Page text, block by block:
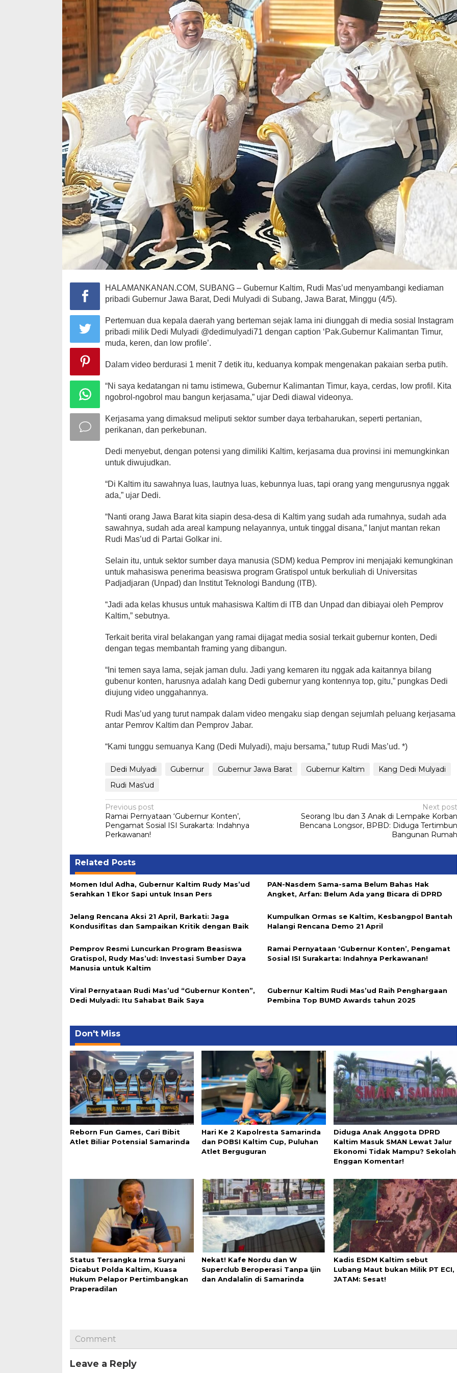
HALAMANKANAN.COM, SUBANG – Gubernur Kaltim, Rudi Mas’ud menyambangi kediaman
pribadi Gubernur Jawa Barat, Dedi Mulyadi di Subang, Jawa Barat, Minggu (4/5).
Pertemuan dua kepala daerah yang berteman sejak lama ini diunggah di media sosial Instagram
pribadi milik Dedi Mulyadi @dedimulyadi71 dengan caption ‘Pak.Gubernur Kalimantan Timur,
muda, keren, dan low profile’.
Dalam video berdurasi 1 menit 7 detik itu, keduanya kompak mengenakan pakaian serba putih.
“Ni saya kedatangan ni tamu istimewa, Gubernur Kalimantan Timur, kaya, cerdas, low profil. Kita
ngobrol-ngobrol mau bangun kerjasama,” ujar Dedi diawal videonya.
Kerjasama yang dimaksud meliputi sektor sumber daya terbaharukan, seperti pertanian,
perikanan, dan perkebunan.
Dedi menyebut, dengan potensi yang dimiliki Kaltim, kerjasama dua provinsi ini memungkinkan
untuk diwujudkan.
“Di Kaltim itu sawahnya luas, lautnya luas, kebunnya luas, tapi orang yang mengurusnya nggak
ada,” ujar Dedi.
“Nanti orang Jawa Barat kita siapin desa-desa di Kaltim yang sudah ada rumahnya, sudah ada
sawahnya, sudah ada areal kampung nelayannya, untuk tinggal disana,” lanjut mantan rekan
Rudi Mas’ud di Partai Golkar ini.
Selain itu, untuk sektor sumber daya manusia (SDM) kedua Pemprov ini menjajaki kemungkinan
untuk mahasiswa penerima beasiswa program Gratispol untuk berkuliah di Universitas
Padjadjaran (Unpad) dan Institut Teknologi Bandung (ITB).
“Jadi ada kelas khusus untuk mahasiswa Kaltim di ITB dan Unpad dan dibiayai oleh Pemprov
Kaltim,” sebutnya.
Terkait berita viral belakangan yang ramai dijagat media sosial terkait gubernur konten, Dedi
dengan tegas membantah framing yang dibangun.
“Ini temen saya lama, sejak jaman dulu. Jadi yang kemaren itu nggak ada kaitannya bilang
gubenur konten, harusnya adalah kang Dedi gubernur yang kontennya top, gitu,” pungkas Dedi
diujung video unggahannya.
Rudi Mas’ud yang turut nampak dalam video mengaku siap dengan sejumlah peluang kerjasama
antar Pemrov Kaltim dan Pemprov Jabar.
“Kami tunggu semuanya Kang (Dedi Mulyadi), maju bersama,” tutup Rudi Mas’ud. *)
Dedi Mulyadi Gubernur Gubernur Jawa Barat Gubernur Kaltim
Kang Dedi Mulyadi
Rudi Mas'ud
Post
navigation
Previous post
Ramai Pernyataan ‘Gubernur Konten’,
Pengamat Sosial ISI Surakarta: Indahnya
Perkawanan!
Next post
Seorang Ibu dan 3 Anak di Lempake Korban
Bencana Longsor, BPBD: Diduga Tertimbun
Bangunan Rumah
Related Posts
Momen Idul Adha, Gubernur Kaltim Rudy Mas’ud
Serahkan 1 Ekor Sapi untuk Insan Pers
PAN-Nasdem Sama-sama Belum Bahas Hak
Angket, Arfan: Belum Ada yang Bicara di DPRD
Jelang Rencana Aksi 21 April, Barkati: Jaga
Kondusifitas dan Sampaikan Kritik dengan Baik
Kumpulkan Ormas se Kaltim, Kesbangpol Bantah
Halangi Rencana Demo 21 April
Pemprov Resmi Luncurkan Program Beasiswa
Gratispol, Rudy Mas’ud: Investasi Sumber Daya
Manusia untuk Kaltim
Ramai Pernyataan ‘Gubernur Konten’, Pengamat
Sosial ISI Surakarta: Indahnya Perkawanan!
Viral Pernyataan Rudi Mas’ud “Gubernur Konten”,
Dedi Mulyadi: Itu Sahabat Baik Saya
Gubernur Kaltim Rudi Mas’ud Raih Penghargaan
Pembina Top BUMD Awards tahun 2025
Don't Miss
Reborn Fun Games, Cari Bibit
Atlet Biliar Potensial Samarinda
Hari Ke 2 Kapolresta Samarinda
dan POBSI Kaltim Cup, Puluhan
Atlet Berguguran
Diduga Anak Anggota DPRD
Kaltim Masuk SMAN Lewat Jalur
Ekonomi Tidak Mampu? Sekolah
Enggan Komentar!
Status Tersangka Irma Suryani
Dicabut Polda Kaltim, Kuasa
Hukum Pelapor Pertimbangkan
Praperadilan
Nekat! Kafe Nordu dan W
Superclub Beroperasi Tanpa Ijin
dan Andalalin di Samarinda
Kadis ESDM Kaltim sebut
Lubang Maut bukan Milik PT ECI,
JATAM: Sesat!
Comment
Leave a Reply
Bendera Partai Dibakar, PPP
Kaltim Laporkan Oknum
Mahasiswa ke Polisi!
In Berita, Daerah, Nasional, Politik | May 25, 2026